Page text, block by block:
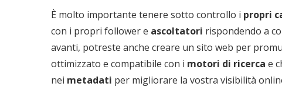
È molto importante tenere sotto controllo i propri
con i propri follower e ascoltatori rispondendo a
avanti, potreste anche creare un sito web per
ottimizzato e compatibile con i motori di ricerca e
nei metadati per migliorare la vostra visibilità